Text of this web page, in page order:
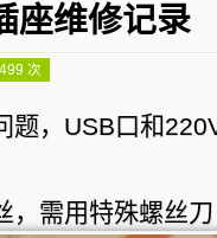
座维修记录
次
题，USB口和
，需用特殊螺丝刀